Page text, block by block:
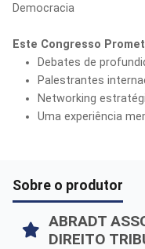
Democracia
Este Congresso
Debates de
Palestrantes
Networking
Uma experiência
Sobre o produtor
ABRADT
DIREITO